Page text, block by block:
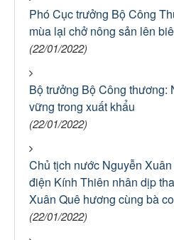
Phó Cục trưởng Bộ Công
mùa lại chở nông sản lên
(22/01/2022)
Bộ trưởng Bộ Công thương:
vững trong xuất khẩu
(22/01/2022)
Chủ tịch nước Nguyễn
điện Kính Thiên nhân dịp
Xuân Quê hương cùng bà
(22/01/2022)